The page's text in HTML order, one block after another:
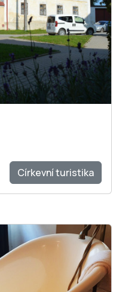
Církevní turistika